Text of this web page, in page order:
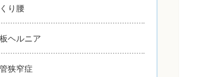
り腰
ヘルニア
狭窄症